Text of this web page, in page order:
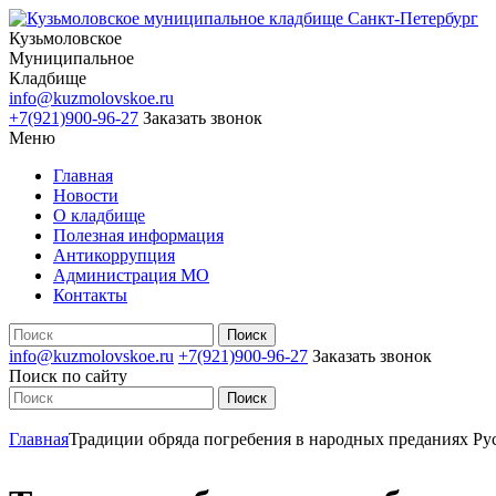
Кузьмоловское
Муниципальное
Кладбище
info@kuzmolovskoe.ru
+7(921)900-96-27 Заказать звонок
Меню
Главная
Новости
О кладбище
Полезная информация
Антикоррупция
Администрация МО
Контакты
info@kuzmolovskoe.ru +7(921)900-96-27 Заказать звонок
Поиск по сайту
ГлавнаяТрадиции обряда погребения в народных преданиях